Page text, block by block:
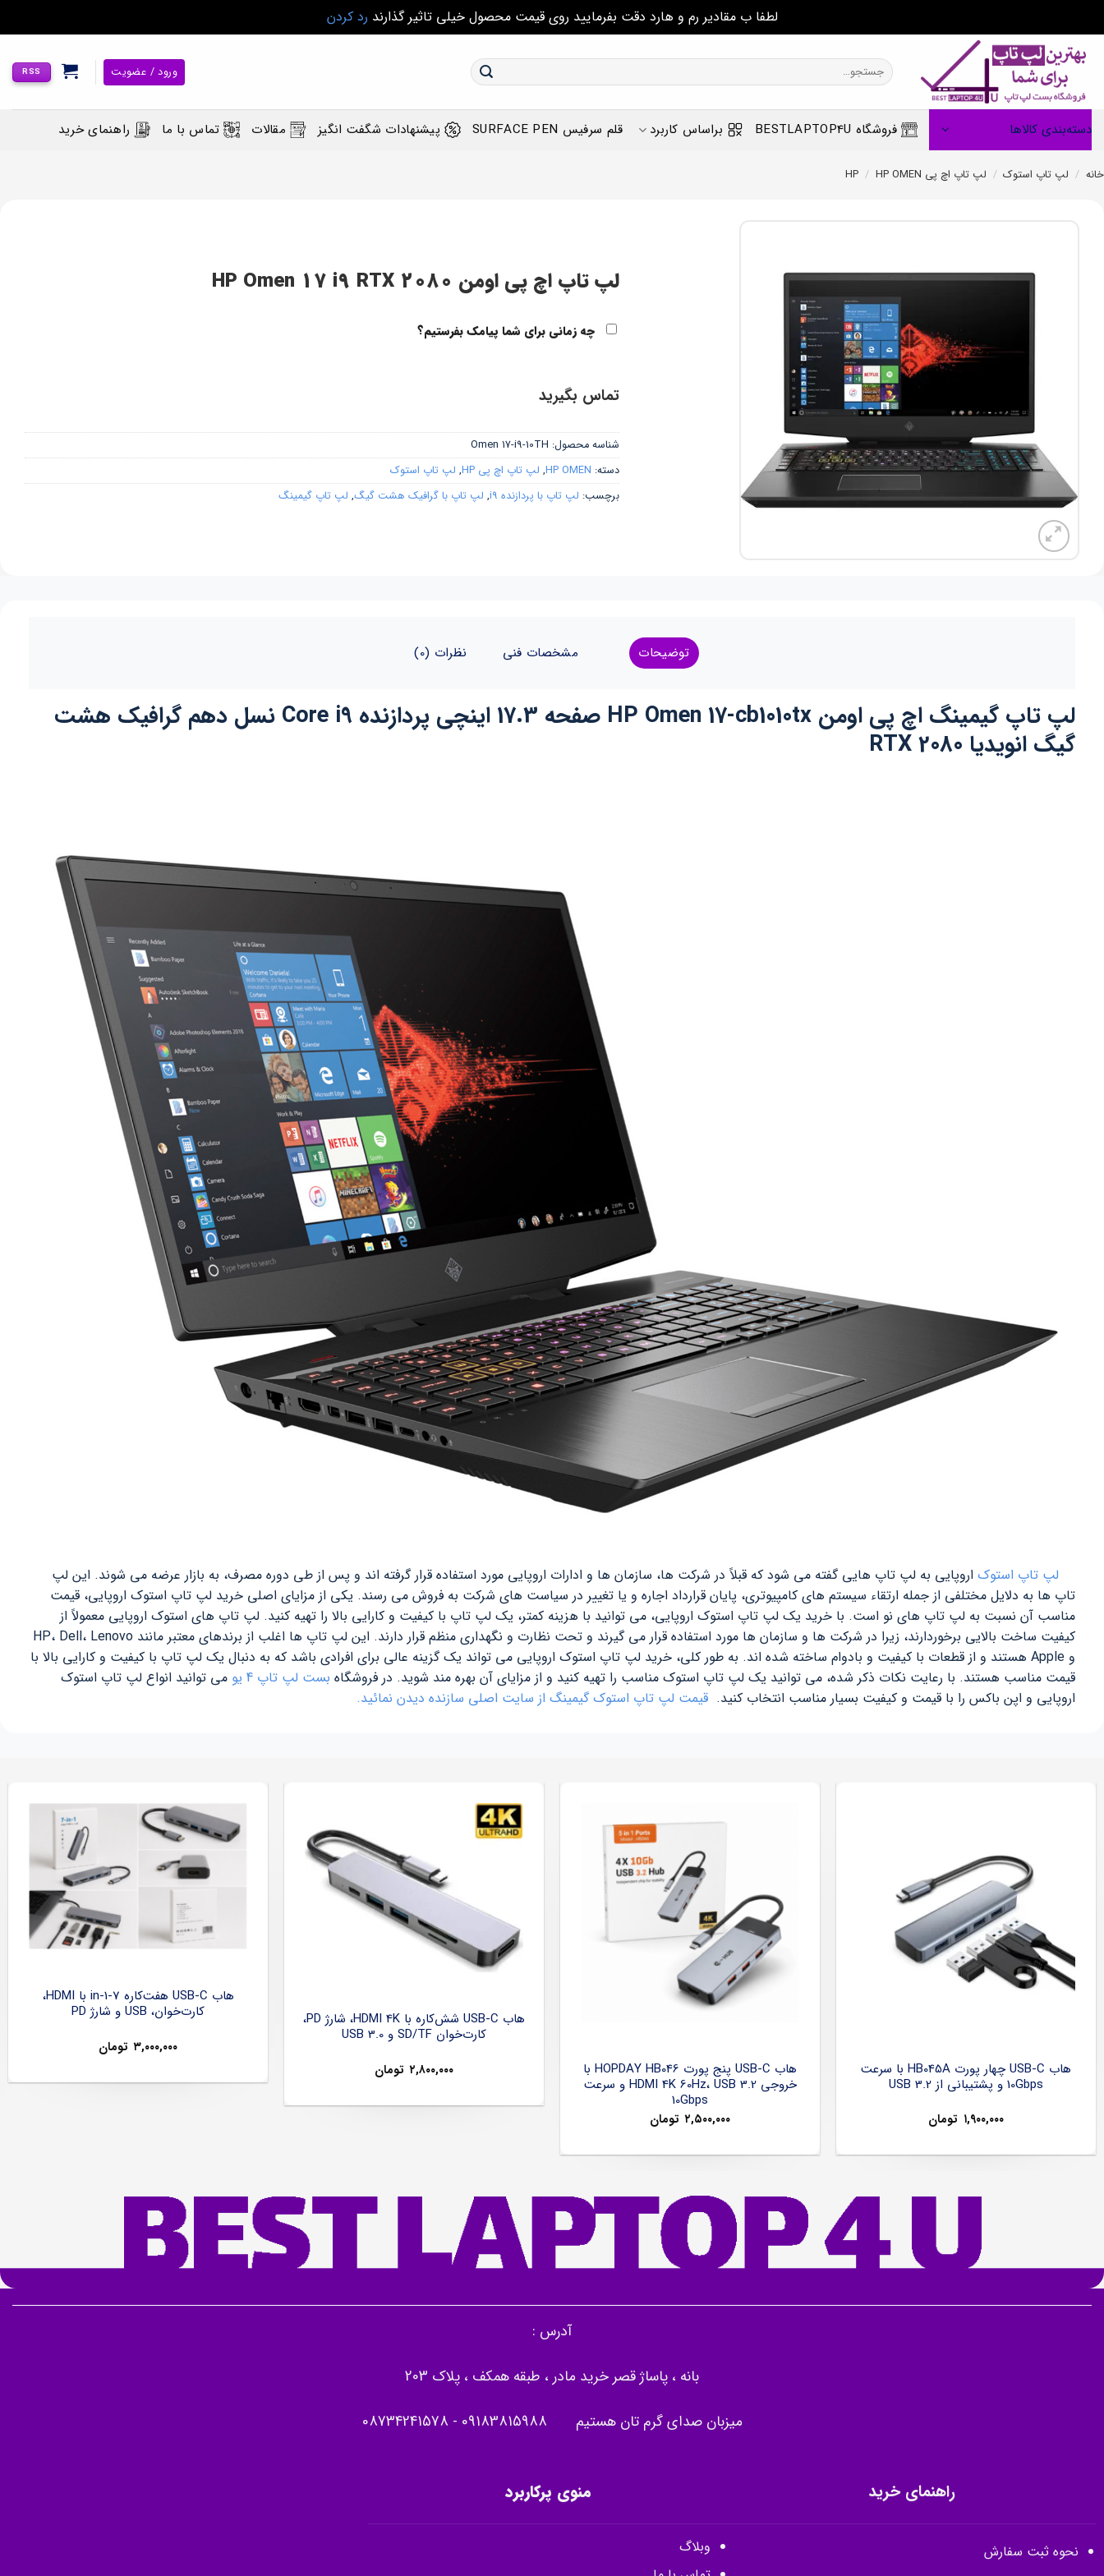
لطفا ب مقادیر رم و هارد دقت بفرمایید روی قیمت محصول خیلی تاثیر گذارند رد کردن
content
جستجو
برای:
ورود / عضویت RSS
دسته‌بندی کالاها فروشگاه BESTLAPTOP4U براساس کاربرد قلم سرفیس SURFACE PEN پیشنهادات شگفت انگیز مقالات تماس با ما راهنمای خرید
خانه / لپ تاپ استوک / لپ تاپ اچ پی HP / HP OMEN
لپ تاپ اچ پی اومن HP Omen 17 i9 RTX 2080
چه زمانی برای شما پیامک بفرستیم؟
تماس بگیرید
شناسه محصول: Omen 17-i9-10TH
دسته: HP OMEN
, لپ تاپ اچ پی HP , لپ تاپ استوک
برچسب: لپ تاپ با پردازنده i9 , لپ تاپ با گرافیک هشت گیگ, لپ تاپ گیمینگ
توضیحات مشخصات فنی نظرات (0)
لپ تاپ گیمینگ اچ پی اومن HP Omen 17-cb1010tx صفحه 17.3 اینچی پردازنده Core i9 نسل دهم گرافیک هشت
گیگ انویدیا RTX 2080
لپ تاپ استوک اروپایی به لپ تاپ هایی گفته می شود که قبلاً در شرکت ها، سازمان ها و ادارات اروپایی مورد استفاده قرار گرفته اند و پس از طی دوره مصرف، به بازار عرضه می شوند. این لپ
تاپ ها به دلایل مختلفی از جمله ارتقاء سیستم های کامپیوتری، پایان قرارداد اجاره و یا تغییر در سیاست های شرکت به فروش می رسند. یکی از مزایای اصلی خرید لپ تاپ استوک اروپایی، قیمت
مناسب آن نسبت به لپ تاپ های نو است. با خرید یک لپ تاپ استوک اروپایی، می توانید با هزینه کمتر، یک لپ تاپ با کیفیت و کارایی بالا را تهیه کنید. لپ تاپ های استوک اروپایی معمولاً از
کیفیت ساخت بالایی برخوردارند، زیرا در شرکت ها و سازمان ها مورد استفاده قرار می گیرند و تحت نظارت و نگهداری منظم قرار دارند. این لپ تاپ ها اغلب از برندهای معتبر مانند HP، Dell، Lenovo
و Apple هستند و از قطعات با کیفیت و بادوام ساخته شده اند.
به طور کلی، خرید لپ تاپ استوک اروپایی می تواند یک گزینه عالی برای افرادی باشد که به دنبال یک لپ تاپ با کیفیت و کارایی بالا با
قیمت مناسب هستند. با رعایت نکات ذکر شده، می توانید یک لپ تاپ استوک مناسب را تهیه کنید و از مزایای آن بهره مند شوید. در فروشگاه بست لپ تاپ 4 یو
می توانید انواع لپ تاپ استوک
اروپایی و اپن باکس را با قیمت و کیفیت بسیار مناسب انتخاب کنید. قیمت لپ تاپ استوک گیمینگ از سایت اصلی سازنده دیدن نمائید.
هاب USB-C چهار پورت HB045A با سرعت
10Gbps و پشتیبانی از USB 3.2
۱,۹۰۰,۰۰۰ تومان
هاب USB-C پنج پورت HOPDAY HB046 با
خروجی HDMI 4K 60Hz، USB 3.2 و سرعت
10Gbps
۲,۵۰۰,۰۰۰ تومان
هاب USB-C شش‌کاره با HDMI 4K، شارژ PD،
کارت‌خوان SD/TF و USB 3.0
۲,۸۰۰,۰۰۰ تومان
هاب USB-C هفت‌کاره 7-in-1 با HDMI،
کارت‌خوان، USB و شارژ PD
۳,۰۰۰,۰۰۰ تومان
آدرس :
بانه ، پاساژ قصر خرید مادر ، طبقه همکف ، پلاک 203
میزبان صدای گرم تان هستیم 09183815988
-
08734241578
راهنمای خرید
نحوه ثبت سفارش
منوی پرکاربرد
وبلاگ